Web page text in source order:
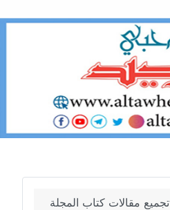
تجميع مقالات كتاب المجلة